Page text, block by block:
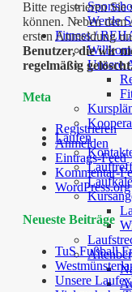
Werde
Fitness /
Unsere
Laufen
Lauftreff
Bitte registrieren Sie
können. Neben dem
ersten Anmeldung
Benutzer, die wir
regelmäßig
Meta
Registrieren
Anmelden
Eintrags-Feed
Kommentar-
WordPress.org
Neueste Beiträge
TuS Fußball
Unsere